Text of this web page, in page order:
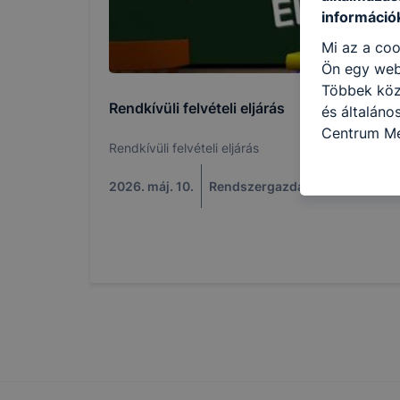
Rendkívüli felvételi eljárás
Rendkívüli felvételi eljárás
2026. máj. 10. Rendszergazda
Mi az a
Ön egy
Többek
és
Centrum
célokból
a
használja
Hogyan